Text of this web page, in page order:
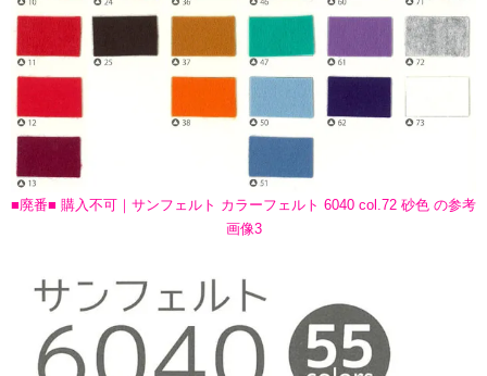
■廃番■ 購入不可｜サンフェルト カラーフェルト 6040 col.72 砂色 の参考
画像3